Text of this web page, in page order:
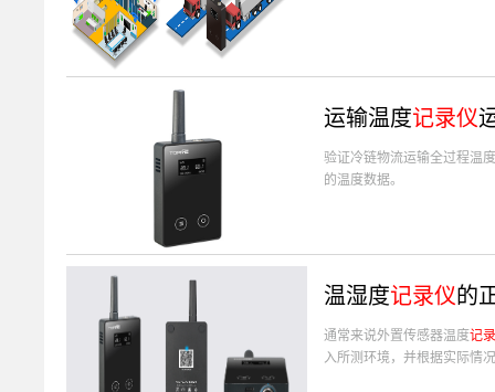
运输温度记录仪
验证冷链物流运输全过程温
的温度数据。
温湿度记录仪的
通常来说外置传感器温度记
入所测环境，并根据实际情